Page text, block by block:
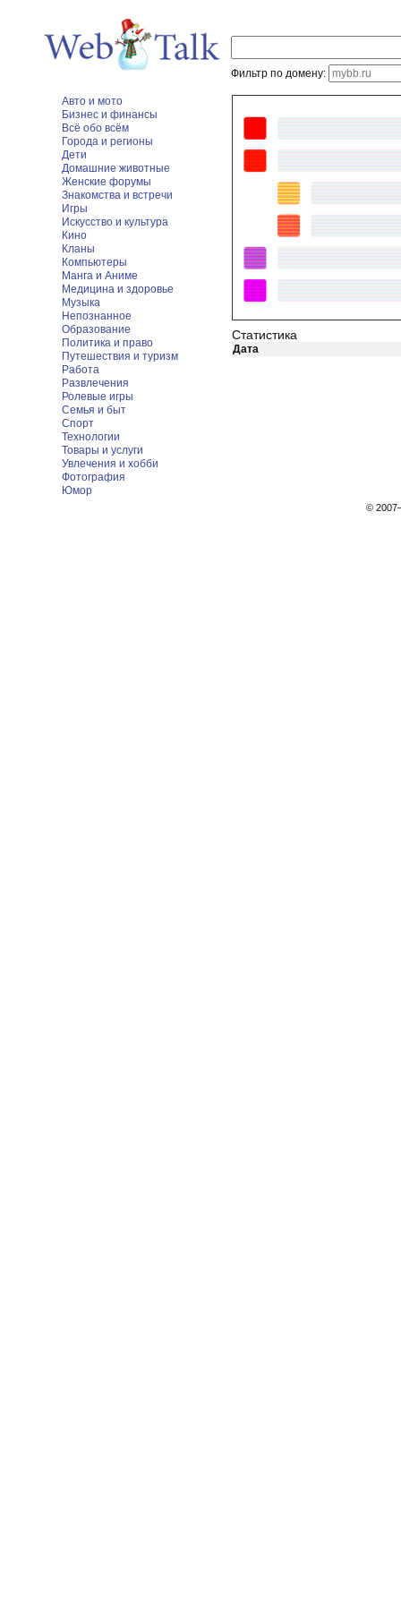
Фильтр по домену:
Авто и мото
Бизнес и финансы
Всё обо всём
Города и регионы
Дети
Домашние животные
Женские форумы
Знакомства и встречи
Игры
Искусство и культура
Кино
Кланы
Компьютеры
Манга и Аниме
Медицина и здоровье
Музыка
Непознанное
Образование
Политика и право
Путешествия и туризм
Работа
Развлечения
Ролевые игры
Семья и быт
Спорт
Технологии
Товары и услуги
Увлечения и хобби
Фотография
Юмор
Статистика
Дата
©